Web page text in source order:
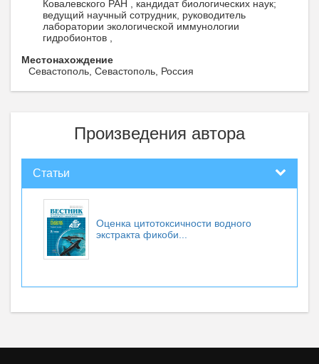
Ковалевского РАН , кандидат биологических наук;
ведущий научный сотрудник, руководитель
лаборатории экологической иммунологии
гидробионтов ,
Местонахождение
Севастополь, Севастополь, Россия
Произведения автора
Статьи
Оценка цитотоксичности водного
экстракта фикоби...